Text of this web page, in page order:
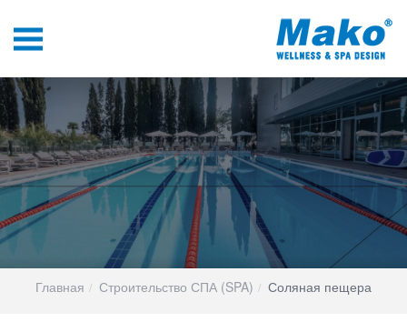
Главная Строительство СПА (SPA) Соляная пещера